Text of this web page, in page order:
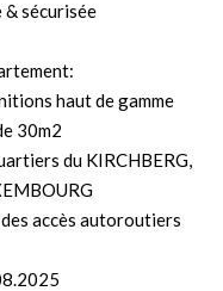
sécurisée
haut de gamme
30m2
du KIRCHBERG,
accès autoroutiers